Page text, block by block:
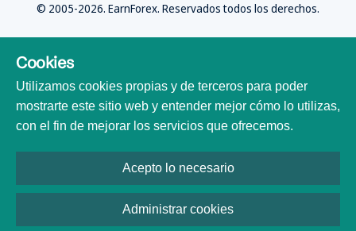
© 2005-2026. EarnForex. Reservados todos los derechos.
Todas las marcas comerciales, logotipos y nombres de marca son
propiedad de sus respectivos dueños. Todos los nombres de empresas,
productos y servicios utilizados en este sitio web son solo para fines de
identificación. El uso de estos nombres, marcas comerciales y nombres de
Desarrollado por
Cookies
Utilizamos cookies propias y de terceros para poder
mostrarte este sitio web y entender mejor cómo lo utilizas,
con el fin de mejorar los servicios que ofrecemos.
Acepto lo necesario
Administrar cookies